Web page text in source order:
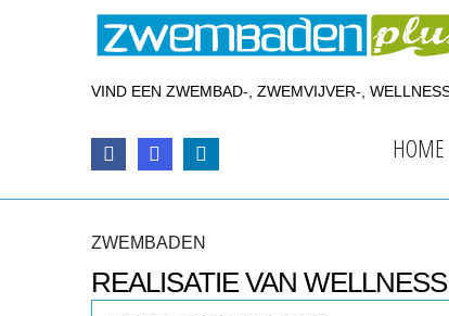
VIND EEN ZWEMBAD-, ZWEMVIJVER-,
HOME
ZWEMBADEN
REALISATIE VAN